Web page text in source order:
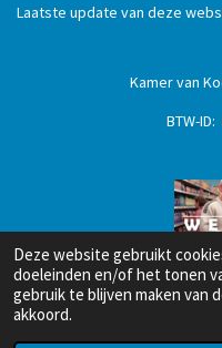
Deze website gebruikt
doeleinden en/of het tonen
gebruik te blijven maken van
akkoord.
Laatste update van deze
Kamer van
BTW-